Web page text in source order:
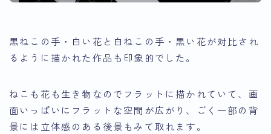
黒ねこの手・白い花と白ねこの手・黒い花が対比され
るように描かれた作品も印象的でした。
ねこも花も生き物なのでフラットに描かれていて、画
面いっぱいにフラットな空間が広がり、ごく一部の背
景には立体感のある後景もみて取れます。